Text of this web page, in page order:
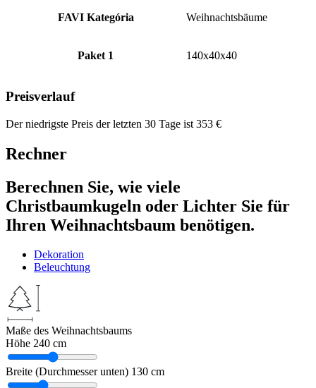
FAVI Kategória Weihnachtsbäume
Paket 1 140x40x40
Preisverlauf
Der niedrigste Preis der letzten 30 Tage ist 353 €
Rechner
Berechnen Sie, wie viele
Christbaumkugeln oder Lichter Sie für
Ihren Weihnachtsbaum benötigen.
Dekoration
Beleuchtung
Maße des Weihnachtsbaums
Höhe 240 cm
Breite (Durchmesser unten) 130 cm